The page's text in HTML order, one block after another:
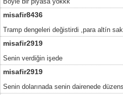
misafir8436
Tramp dengeleri değistirdi ,para altín
misafir2919
Senin verdiğin işede
misafir2919
Senin dolarınada senin dairenede